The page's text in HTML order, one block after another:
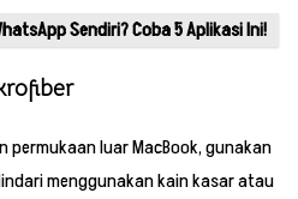
Sendiri? Coba 5 Aplikasi Ini!
permukaan luar MacBook, gunakan
menggunakan kain kasar atau